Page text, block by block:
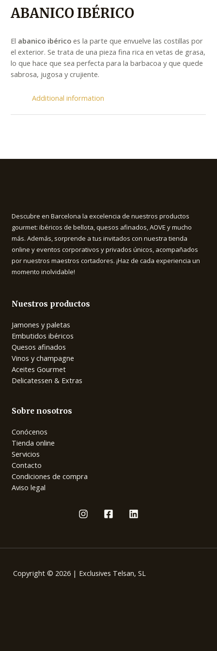
ABANICO IBÉRICO
El abanico ibérico es la parte que envuelve las costillas por
el exterior. Se trata de una pieza fina rica en vetas de grasa,
lo que hace que sea perfecta para la barbacoa y que quede
sabrosa, jugosa y crujiente.
Additional information
Descubre en Barcelona la excelencia de nuestros productos
gourmet: ibéricos de bellota, quesos afinados, AOVE y mucho
más. Además, sorprende a tus invitados con nuestra tienda
online y eventos corporativos y privados únicos, acompañados
por nuestros maestros cortadores. ¡Haz de cada experiencia un
momento inolvidable!
Nuestros productos
Jamones y paletas
Embutidos ibéricos
Quesos afinados
Vinos y champagne
Aceites Gourmet
Delicatessen & Extras
Sobre nosotros
Conócenos
Tienda online
Servicios
Contacto
Condiciones de compra
Aviso legal
Copyright © 2026 | Exclusives Telsan, SL